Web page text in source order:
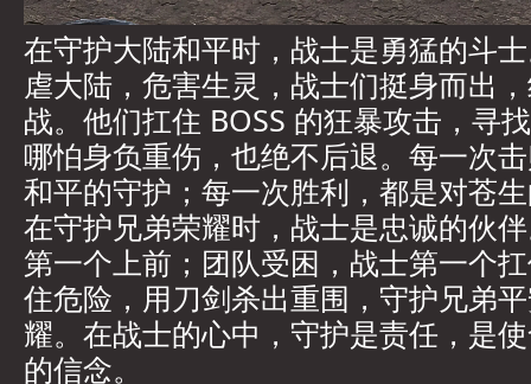
在守护大陆和平时，战士是勇猛的斗
虐大陆，危害生灵，战士们挺身而出
战。他们扛住 BOSS 的狂暴攻击，寻
哪怕身负重伤，也绝不后退。每一次
和平的守护；每一次胜利，都是对苍
在守护兄弟荣耀时，战士是忠诚的伙
第一个上前；团队受困，战士第一个
住危险，用刀剑杀出重围，守护兄弟
耀。在战士的心中，守护是责任，是
的信念。